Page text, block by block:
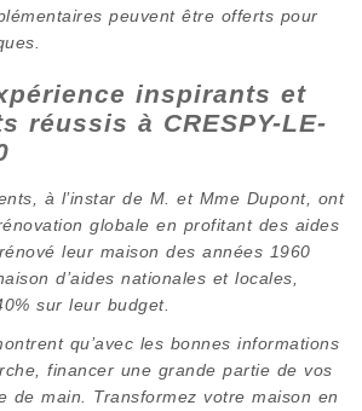
peuvent être offerts pour
inspirants et
réussis à CRESPY-LE-
à l’instar de M. et Mme Dupont, ont
globale en profitant des aides
leur maison des années 1960
d’aides nationales et locales,
sur leur budget.
qu’avec les bonnes informations
financer une grande partie de vos
de main. Transformez votre maison en